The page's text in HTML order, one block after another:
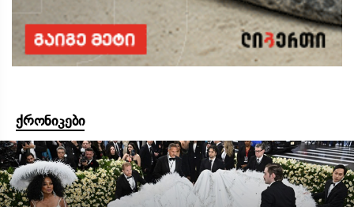
ქრონიკები